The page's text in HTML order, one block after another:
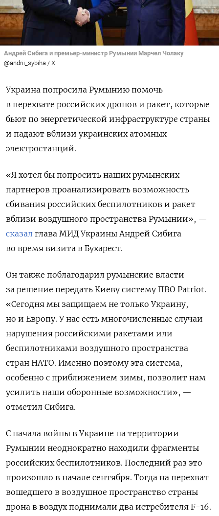
Андрей Сибига и премьер-министр Румынии Марчел Чолаку
@andrii_sybiha / X
Украина попросила Румынию помочь
в перехвате российских дронов и ракет, которые
бьют по энергетической инфраструктуре страны
и падают вблизи украинских атомных
электростанций.
«Я хотел бы попросить наших румынских
партнеров проанализировать возможность
сбивания российских беспилотников и ракет
вблизи воздушного пространства Румынии», —
сказал глава МИД Украины Андрей Сибига
во время визита в Бухарест.
Он также поблагодарил румынские власти
за решение передать Киеву систему ПВО Patriot.
«Сегодня мы защищаем не только Украину,
но и Европу. У нас есть многочисленные случаи
нарушения российскими ракетами или
беспилотниками воздушного пространства
стран НАТО. Именно поэтому эта система,
особенно с приближением зимы, позволит нам
усилить наши оборонные возможности», —
отметил Сибига.
С начала войны в Украине на территории
Румынии неоднократно находили фрагменты
российских беспилотников. Последний раз это
произошло в начале сентября. Тогда на перехват
вошедшего в воздушное пространство страны
дрона в воздух поднимали два истребителя F-16.